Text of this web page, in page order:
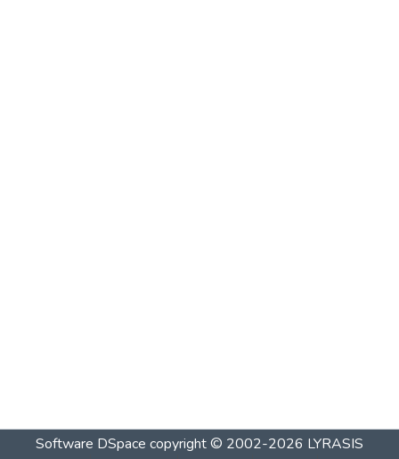
Software DSpace copyright © 2002-2026 LYRASIS